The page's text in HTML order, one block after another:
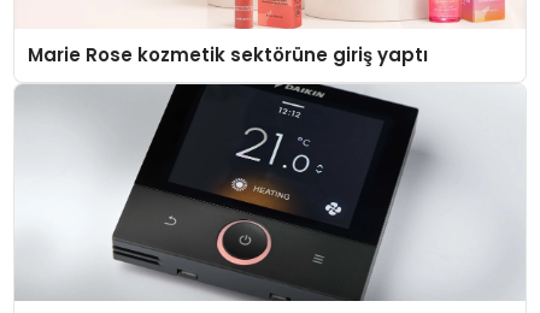
Marie Rose kozmetik sektörüne giriş yaptı